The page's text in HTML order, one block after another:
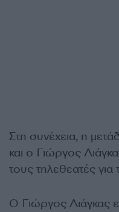
Στη συνέχεια, η
και ο Γιώργος
τους τηλεθεατές για
Ο Γιώργος Λιάγκας